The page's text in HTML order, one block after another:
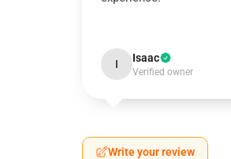
I Isaac
Verified owner
Write your review